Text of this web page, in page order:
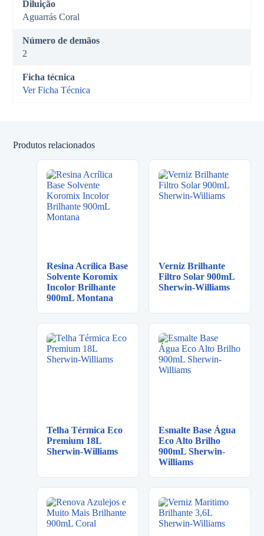
Diluição
Aguarrás Coral
Número de demãos
2
Ficha técnica
Ver Ficha Técnica
Produtos relacionados
Resina Acrílica Base
Solvente Koromix
Incolor Brilhante
900mL Montana
Verniz Brilhante
Filtro Solar 900mL
Sherwin-Williams
Telha Térmica Eco
Premium 18L
Sherwin-Williams
Esmalte Base Água
Eco Alto Brilho
900mL Sherwin-
Williams